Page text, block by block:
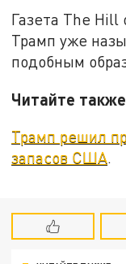
Газета The Hill
Трамп уже
подобным
Читайте также
Трамп решил
запасов США.